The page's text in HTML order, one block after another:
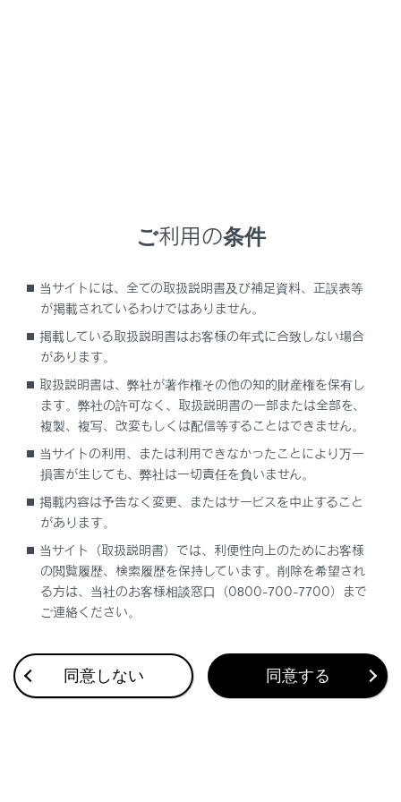
時間帯や天候に合わせた運転と装備
快適装備と便利な室内装備の使いかた
メーター／ディスプレイの機能と表示され
る情報
安全運転を支援する機能
通信で安心、快適、便利を支援するしくみ
ナビゲーションシステムを使う
車のお手入れ
困ったときの対処方法
車の仕様、諸元、装備
補足
ご利用の条件
当サイトには、全ての取扱説明書及び補足資料、正誤表等
が掲載されているわけではありません。
掲載している取扱説明書はお客様の年式に合致しない場合
があります。
取扱説明書は、弊社が著作権その他の知的財産権を保有し
ます。弊社の許可なく、取扱説明書の一部または全部を、
複製、複写、改変もしくは配信等することはできません。
当サイトの利用、または利用できなかったことにより万一
損害が生じても、弊社は一切責任を負いません。
掲載内容は予告なく変更、またはサービスを中止すること
があります。
当サイト（取扱説明書）では、利便性向上のためにお客様
の閲覧履歴、検索履歴を保持しています。削除を希望され
る方は、当社のお客様相談窓口（0800-700-7700）まで
ご連絡ください。
同意しない 同意する